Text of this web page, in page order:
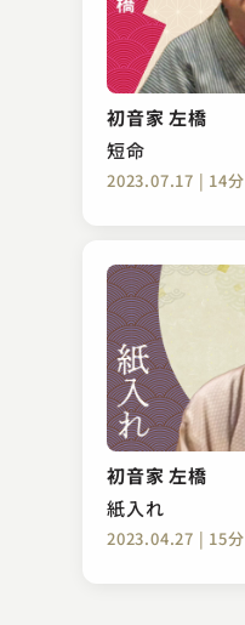
初音家 左橋
短命
2023.07.17 | 14分
初音家 左橋
紙入れ
2023.04.27 | 15分
柳亭 芝樂
権助魚
2023.11.10 | 15分
桂 扇生
親子酒
2023.12.25 | 16分